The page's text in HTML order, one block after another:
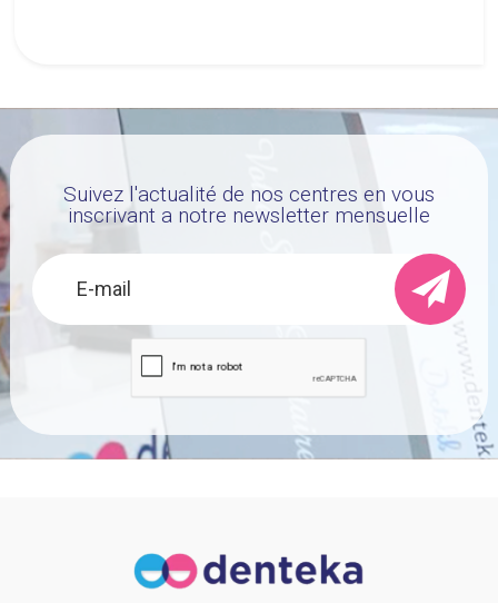
Suivez l'actualité de nos centres en vous
inscrivant a notre newsletter mensuelle